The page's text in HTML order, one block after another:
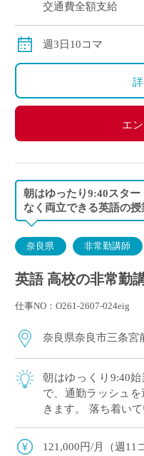
交通費全額支給
週3日10コマ
エ
朝はゆったり9:40スタ
なく両立できる英語の授
奈良県 非常勤講師
英語 高校の非常勤
仕事NO：O261-2607-024eig
奈良県奈良市三条宮
朝はゆっくり9:40
で、通勤ラッシュ
きます。 落ち着い
境です。 学力を伸
121,000円/月（週11